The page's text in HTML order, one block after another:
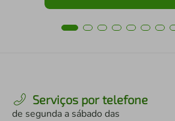
Serviços por telefone
de segunda a sábado das